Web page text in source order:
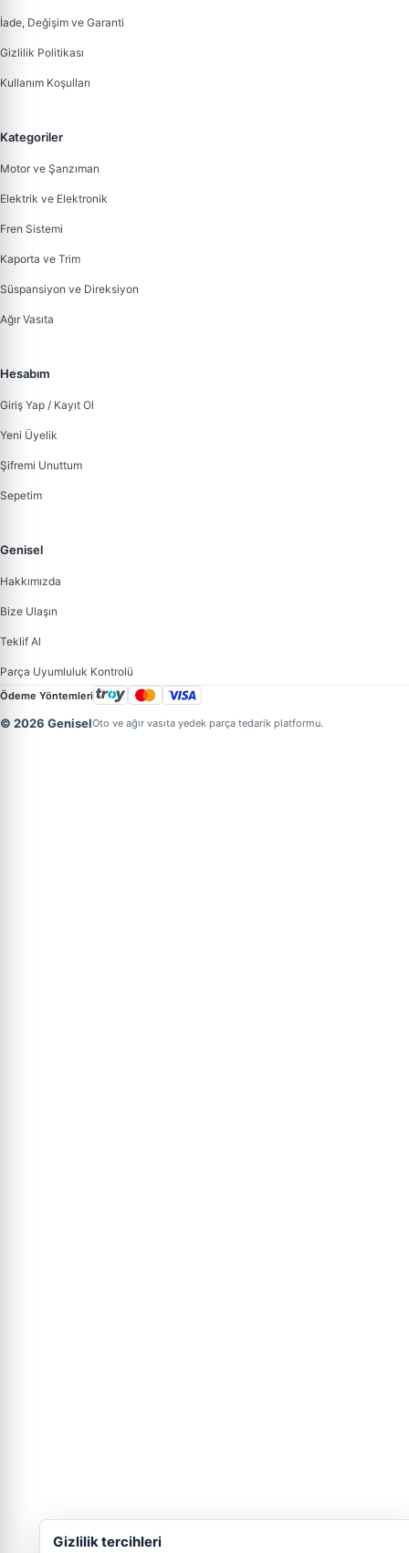
İade, Değişim ve Garanti
Gizlilik Politikası
Kullanım Koşulları
Kategoriler
Motor ve Şanzıman
Elektrik ve Elektronik
Fren Sistemi
Kaporta ve Trim
Süspansiyon ve Direksiyon
Ağır Vasıta
Hesabım
Giriş Yap / Kayıt Ol
Yeni Üyelik
Şifremi Unuttum
Sepetim
Genisel
Hakkımızda
Bize Ulaşın
Teklif Al
Parça Uyumluluk Kontrolü
Ödeme Yöntemleri
© 2026 GeniselOto ve ağır vasıta yedek parça tedarik platformu.
Gizlilik tercihleri